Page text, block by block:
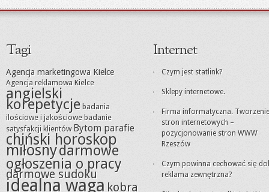
Tagi
Agencja marketingowa Kielce
Agencja reklamowa Kielce
angielski
korepetycje badania
ilościowe i jakościowe badanie
satysfakcji klientów Bytom parafie
chiński horoskop
miłosnydarmowe
ogłoszenia o pracy
darmowe sudoku
idealna waga kobra
Internet
Czym jest statlink?
Sklepy internetowe.
Firma informatyczna. Tworzenie
stron internetowych –
pozycjonowanie stron WWW
Rzeszów
Czym powinna cechować się
reklama zewnętrzna?